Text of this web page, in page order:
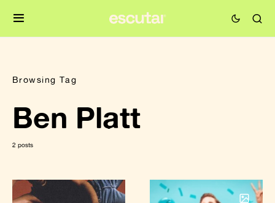
Browsing Tag
Ben Platt
2 posts